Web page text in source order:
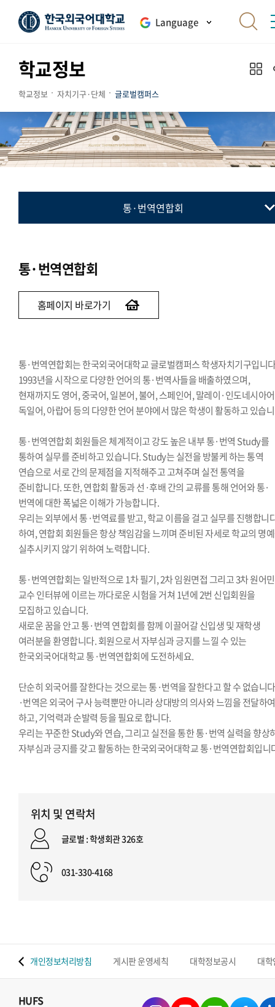
Language
학교정보
학교정보 자치기구·단체 글로벌캠퍼스
통·번역연합회
국제학생회
세계민속문화축전준비위원회
통·번역연합회
홈페이지 바로가기
통·번역연합회는 한국외국어대학교 글로벌캠퍼스 학생자치기구입니
1993년을 시작으로 다양한 언어의 통·번역사들을 배출하였으며,
현재까지도 영어, 중국어, 일본어, 불어, 스페인어, 말레이·인도네시아
독일어, 아랍어 등의 다양한 언어 분야에서 많은 학생이 활동하고 있습
통·번역연합회 회원들은 체계적이고 강도 높은 내부 통·번역 Study를
통하여 실무를 준비하고 있습니다. Study는 실전을 방불케 하는 통역
연습으로 서로 간의 문제점을 지적해주고 고쳐주며 실전 통역을
준비합니다. 또한, 연합회 활동과 선·후배 간의 교류를 통해 언어와 통·
번역에 대한 폭넓은 이해가 가능합니다.
우리는 외부에서 통·번역료를 받고, 학교 이름을 걸고 실무를 진행합니
하여, 연합회 회원들은 항상 책임감을 느끼며 준비된 자세로 학교의 명
실추시키지 않기 위하여 노력합니다.
통·번역연합회는 일반적으로 1차 필기, 2차 임원면접 그리고 3차 원어민
교수 인터뷰에 이르는 까다로운 시험을 거쳐 1년에 2번 신입회원을
모집하고 있습니다.
새로운 꿈을 안고 통·번역 연합회를 함께 이끌어갈 신입생 및 재학생
여러분을 환영합니다. 회원으로서 자부심과 긍지를 느낄 수 있는
한국외국어대학교 통·번역연합회에 도전하세요.
단순히 외국어를 잘한다는 것으로는 통·번역을 잘한다고 할 수 없습니
·번역은 외국어 구사 능력뿐만 아니라 상대방의 의사와 느낌을 전달하
하고, 기억력과 순발력 등을 필요로 합니다.
우리는 꾸준한 Study와 연습, 그리고 실전을 통한 통·번역 실력을 향상
자부심과 긍지를 갖고 활동하는 한국외국어대학교 통·번역연합회입니
위치 및 연락처
글로벌 : 학생회관 326호
031-330-4168
개인정보처리방침 게시판 운영세칙 대학정보공시 대
HUFS